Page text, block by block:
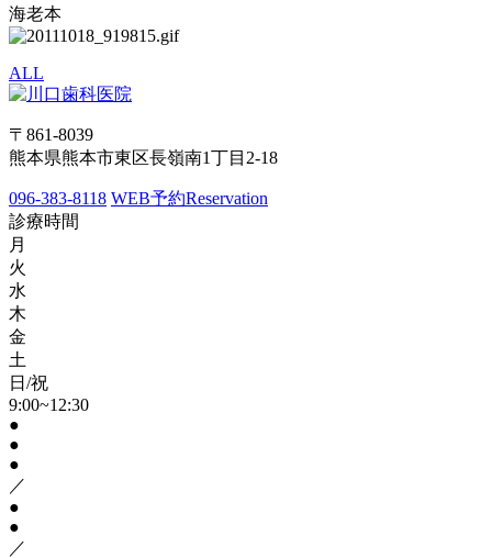
海老本
ALL
〒861-8039
熊本県熊本市東区長嶺南1丁目2-18
096-383-8118 WEB予約Reservation
診療時間
月
火
水
木
金
土
日/祝
9:00~12:30
●
●
●
／
●
●
／